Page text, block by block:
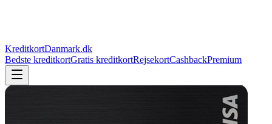
KreditkortDanmark.dk
Bedste kreditkortGratis kreditkortRejsekortCashbackPremium